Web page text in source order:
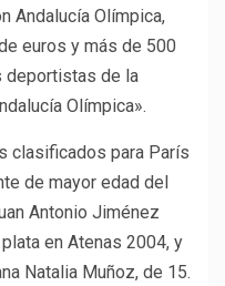
Andalucía Olímpica,
euros y más de 500
deportistas de la
Olímpica».
clasificados para París
de mayor edad del
Antonio Jiménez
en Atenas 2004, y
Natalia Muñoz, de 15.